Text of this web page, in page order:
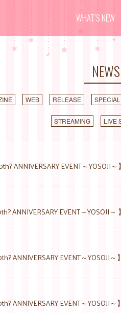
WHAT’S NEW
NEWS
WEB RELEASE SPECIAL
STREAMING LIVE
ANNIVERSARY EVENT～YOSOJI
ANNIVERSARY EVENT～YOSOJI
ANNIVERSARY EVENT～YOSOJI
ANNIVERSARY EVENT～YOSOJI